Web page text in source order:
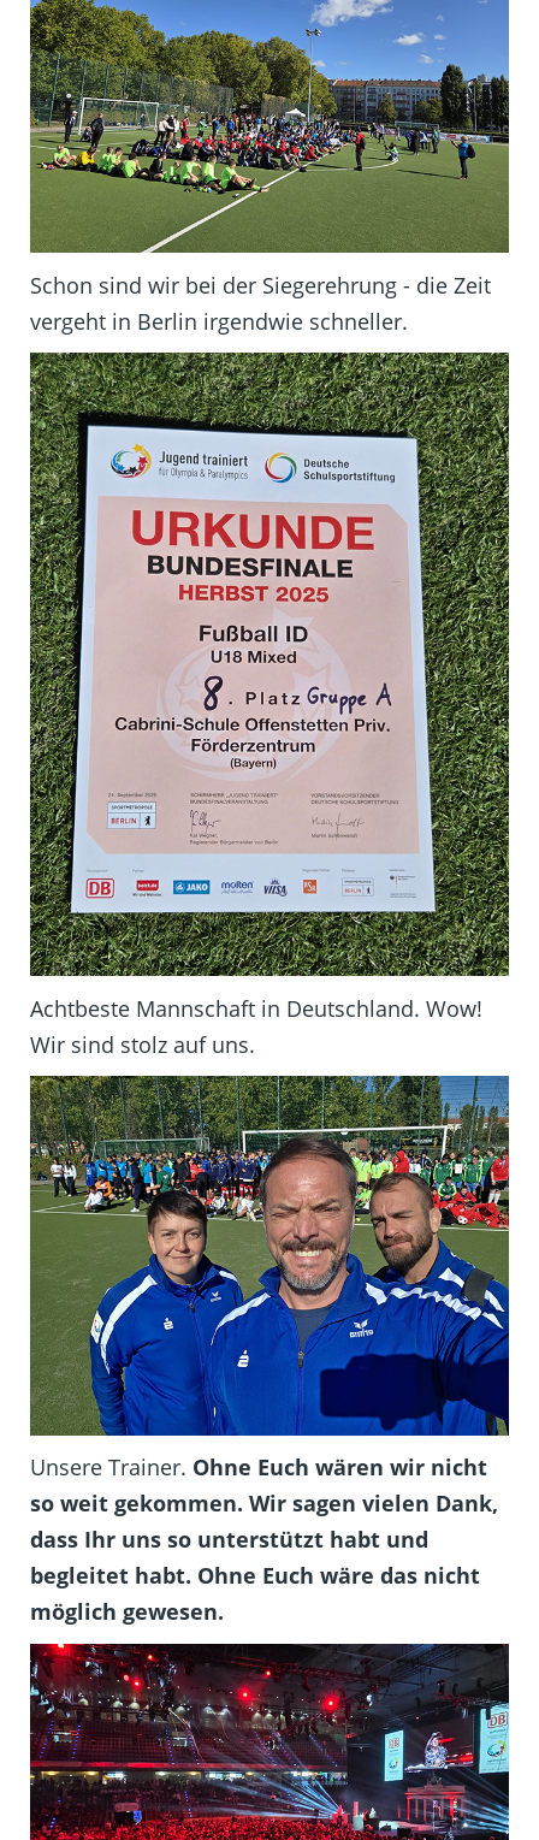
Schon sind wir bei der Siegerehrung - die Zeit
vergeht in Berlin irgendwie schneller.
Achtbeste Mannschaft in Deutschland. Wow!
Wir sind stolz auf uns.
Unsere Trainer. Ohne Euch wären wir nicht
so weit gekommen. Wir sagen vielen Dank,
dass Ihr uns so unterstützt habt und
begleitet habt. Ohne Euch wäre das nicht
möglich gewesen.